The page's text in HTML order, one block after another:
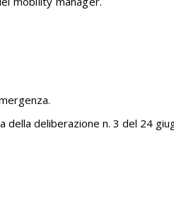
della deliberazione n. 3 del 24